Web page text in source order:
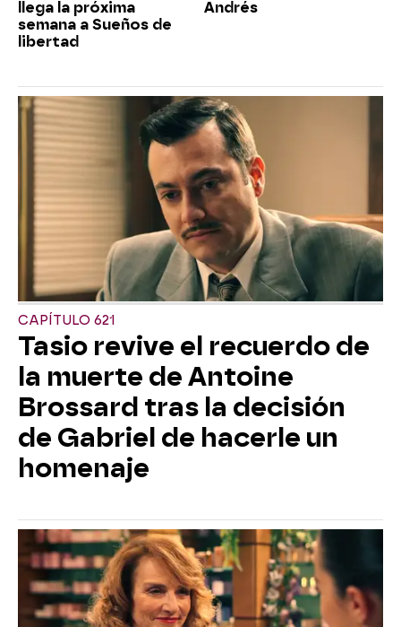
llega la próxima
semana a Sueños de
libertad
Andrés
CAPÍTULO 621
Tasio revive el recuerdo de
la muerte de Antoine
Brossard tras la decisión
de Gabriel de hacerle un
homenaje